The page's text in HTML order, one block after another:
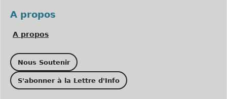
A propos
A propos
Nous Soutenir
S'abonner à la Lettre d'Info